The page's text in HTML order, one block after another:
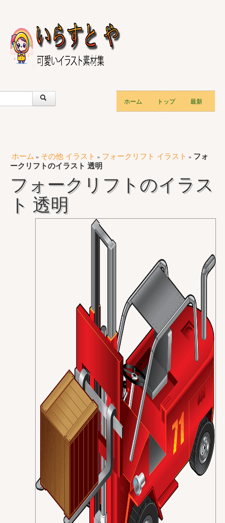
ホーム トップ 最新
ホーム » その他 イラスト » フォークリフト イラスト » フォ
ークリフトのイラスト 透明
フォークリフトのイラス
ト 透明